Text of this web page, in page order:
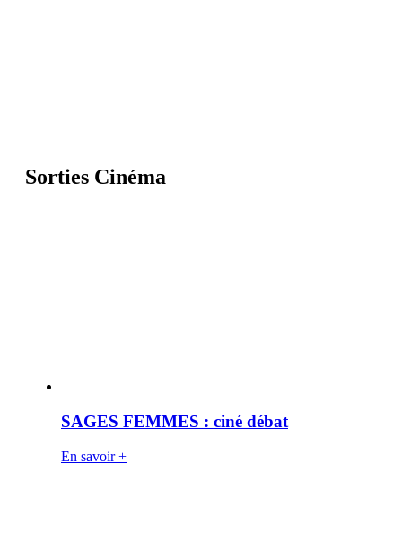
Sorties Cinéma
SAGES FEMMES : ciné débat
En savoir +